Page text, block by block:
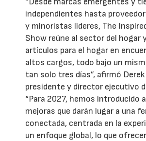
independientes hasta
y minoristas líderes, The
Show reúne al sector del hogar
artículos para el hogar en
altos cargos, todo bajo un
tan solo tres días”, afirmó Derek
presidente y director ejecutivo
“Para 2027, hemos introducido
mejoras que darán lugar a una
conectada, centrada en la
un enfoque global, lo que